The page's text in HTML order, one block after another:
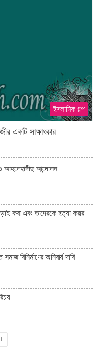
ইসলামিক গল্প
একটি সাক্ষাৎকার
আহলেহাদীছ আন্দোলন
করা এবং তাদেরকে হত্যা করার
বিনির্মাণের অনিবার্য দাবি
পরবর্তী